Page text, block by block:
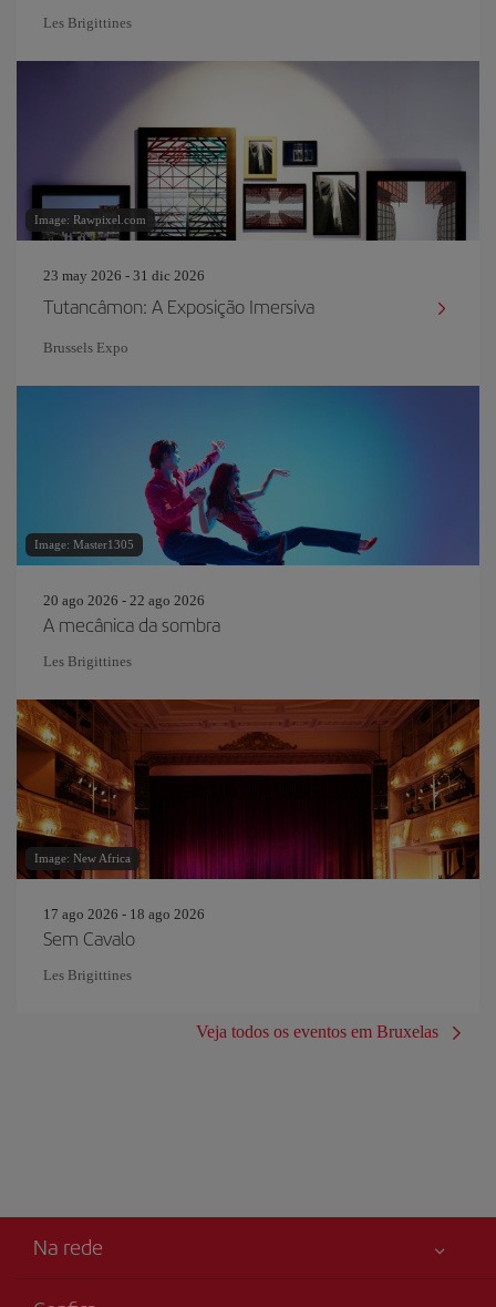
Les Brigittines
Image: Rawpixel.com
23 may 2026 - 31 dic 2026
Tutancâmon: A Exposição Imersiva
Brussels Expo
Image: Master1305
20 ago 2026 - 22 ago 2026
A mecânica da sombra
Les Brigittines
Image: New Africa
17 ago 2026 - 18 ago 2026
Sem Cavalo
Les Brigittines
Veja todos os eventos em Bruxelas
Na rede